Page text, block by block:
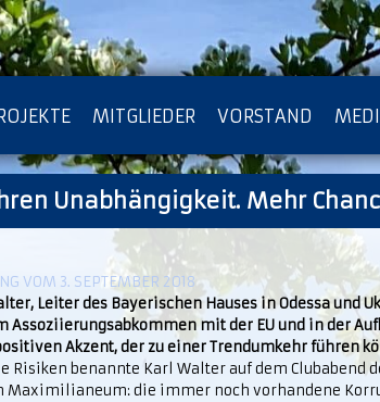
MITGLIEDER VORSTAND
ARCHIV
Unabhängigkeit. Mehr
VOM 3. SEPTEMBER 2018
Leiter des Bayerischen Hauses in Odessa und
Assoziierungsabkommen mit der EU und in der
Akzent, der zu einer Trendumkehr führen
Risiken benannte Karl Walter auf dem Clubabend
Maximilianeum: die immer noch vorhandene